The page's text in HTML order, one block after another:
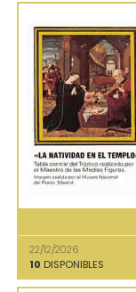
22/12/2026
10 DISPONIBLES